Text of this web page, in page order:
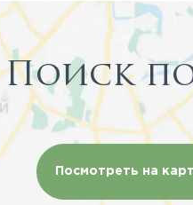
Поиск по
Посмотреть на